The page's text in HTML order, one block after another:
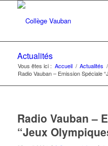
Actualités
Vous êtes ici : Accueil / Actualités /
Radio Vauban – Emission Spéciale
Radio Vauban –
“Jeux